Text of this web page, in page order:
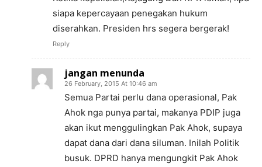
siapa kepercayaan penegakan hukum
diserahkan. Presiden hrs segera bergerak!
Reply
jangan menunda
26 February, 2015 At 10:46 am
Semua Partai perlu dana operasional, Pak
Ahok nga punya partai, makanya PDIP juga
akan ikut menggulingkan Pak Ahok, supaya
dapat dana dari dana siluman. Inilah Politik
busuk. DPRD hanya mengungkit Pak Ahok